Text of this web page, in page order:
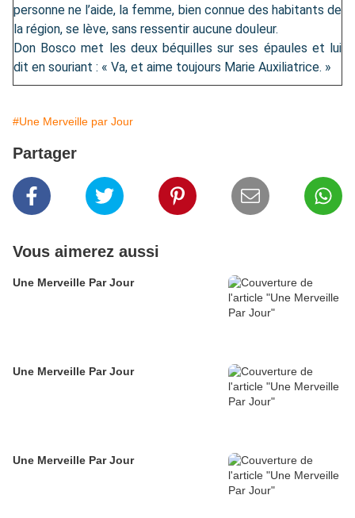
personne ne l’aide, la femme, bien connue des habitants de
la région, se lève, sans ressentir aucune douleur.
Don Bosco met les deux béquilles sur ses épaules et lui
dit en souriant : « Va, et aime toujours Marie Auxiliatrice. »
#Une Merveille par Jour
Partager
Vous aimerez aussi
Une Merveille Par Jour
Une Merveille Par Jour
Une Merveille Par Jour